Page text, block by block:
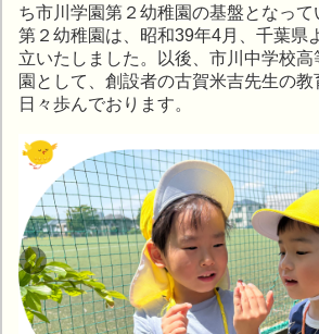
ち市川学園第２幼稚園の基盤となって
第２幼稚園は、昭和39年4月、千葉県
立いたしました。以後、市川中学校
園として、創設者の古賀米吉先生の教
日々歩んでおります。